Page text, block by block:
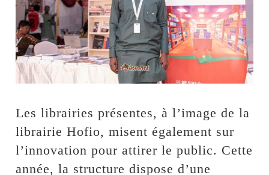
Les librairies présentes, à l’image de la
librairie Hofio, misent également sur
l’innovation pour attirer le public. Cette
année, la structure dispose d’une